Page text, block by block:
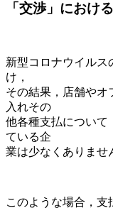
「交渉」におけ
新型コロナウイルス
け，
その結果，店舗やオ
入れその
他各種支払について
ている企
業は少なくありませ
このような場合，